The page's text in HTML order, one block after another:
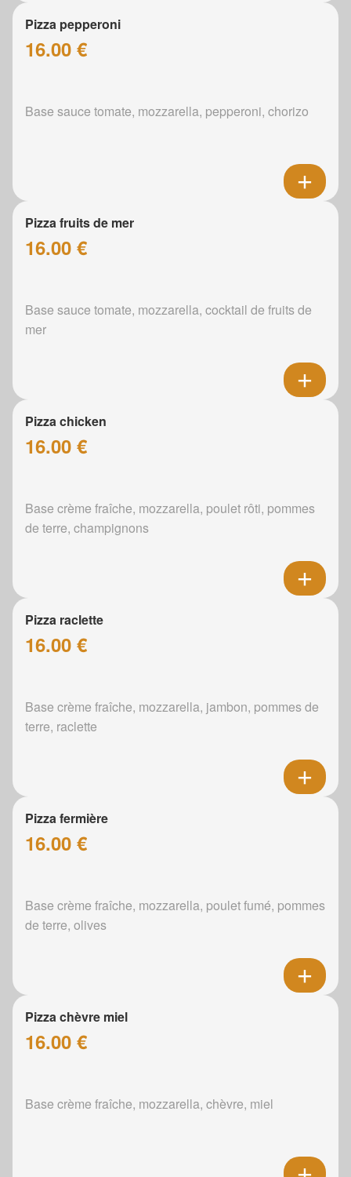
Pizza pepperoni
16.00 €
Base sauce tomate, mozzarella, pepperoni, chorizo
Pizza fruits de mer
16.00 €
Base sauce tomate, mozzarella, cocktail de fruits de
mer
Pizza chicken
16.00 €
Base crème fraîche, mozzarella, poulet rôti, pommes
de terre, champignons
Pizza raclette
16.00 €
Base crème fraîche, mozzarella, jambon, pommes de
terre, raclette
Pizza fermière
16.00 €
Base crème fraîche, mozzarella, poulet fumé, pommes
de terre, olives
Pizza chèvre miel
16.00 €
Base crème fraîche, mozzarella, chèvre, miel